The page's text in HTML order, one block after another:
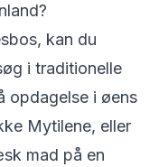
kan du
i traditionelle
opdagelse i øens
Mytilene, eller
mad på en